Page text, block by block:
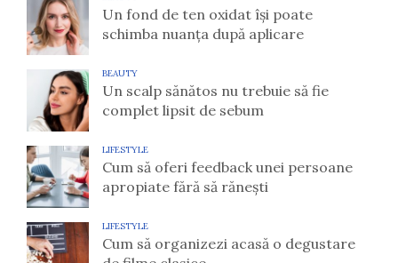
Un fond de ten oxidat își poate
schimba nuanța după aplicare
BEAUTY
Un scalp sănătos nu trebuie să fie
complet lipsit de sebum
LIFESTYLE
Cum să oferi feedback unei persoane
apropiate fără să rănești
LIFESTYLE
Cum să organizezi acasă o degustare